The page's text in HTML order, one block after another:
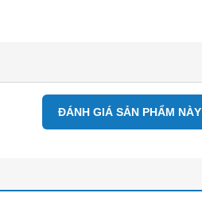
ĐÁNH GIÁ SẢN PHẨM NÀY